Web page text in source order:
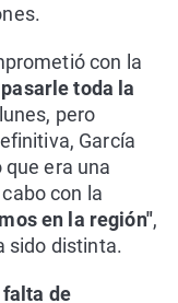
con la
pasarle toda la
pero
García
era una
con la
en la región",
sido distinta.
falta de